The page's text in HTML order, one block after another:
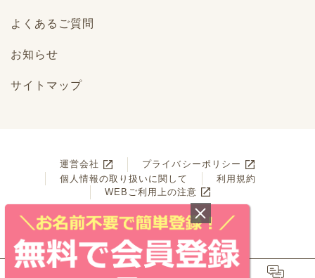
よくあるご質問
お知らせ
サイトマップ
運営会社
プライバシーポリシー
個人情報の取り扱いに関して
利用規約
WEBご利用上の注意